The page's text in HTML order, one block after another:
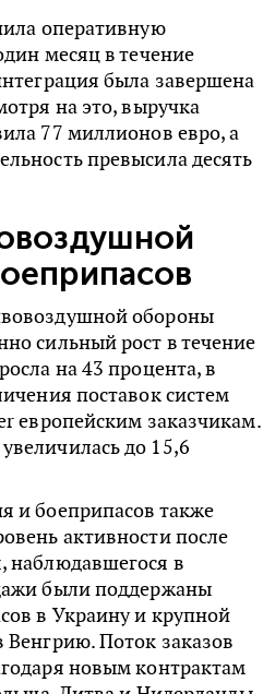
оперативную
месяц в течение
была завершена
на это, выручка
77 миллионов евро, а
превысила десять
обороны
сильный рост в течение
на 43 процента, в
поставок систем
европейским заказчикам.
до 15,6
и боеприпасов также
активности после
наблюдавшегося в
были поддержаны
в Украину и крупной
Венгрию. Поток заказов
новым контрактам